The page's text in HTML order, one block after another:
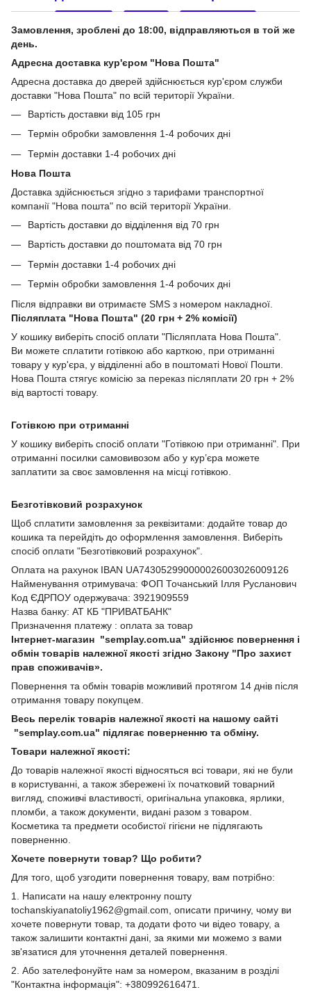
Замовлення, зроблені до 18:00, відправляються в той же
день.
Адресна доставка кур'єром "Нова Пошта"
Адресна доставка до дверей здійснюється кур'єром служби
доставки "Нова Пошта" по всій території України.
Вартість доставки від 105 грн
Термін обробки замовлення 1-4 робочих дні
Термін доставки 1-4 робочих дні
Нова Пошта
Доставка здійснюється згідно з тарифами транспортної
компанії "Нова пошта" по всій території України.
Вартість доставки до відділення від 70 грн
Вартість доставки до поштомата від 70 грн
Термін доставки 1-4 робочих дні
Термін обробки замовлення 1-4 робочих дні
Після відправки ви отримаєте SMS з номером накладної.
Післяплата "Нова Пошта" (20 грн + 2% комісії)
У кошику виберіть спосіб оплати "Післяплата Нова Пошта".
Ви можете сплатити готівкою або карткою, при отриманні
товару у кур'єра, у відділенні або в поштоматі Нової Пошти.
Нова Пошта стягує комісію за переказ післяплати 20 грн + 2%
від вартості товару.
Готівкою при отриманні
У кошику виберіть спосіб оплати "Готівкою при отриманні". При
отриманні посилки самовивозом або у кур’єра можете
заплатити за своє замовлення на місці готівкою.
Безготівковий розрахунок
Щоб сплатити замовлення за реквізитами: додайте товар до
кошика та перейдіть до оформлення замовлення. Виберіть
спосіб оплати "Безготівковий розрахунок".
Оплата на рахунок IBAN UA743052990000026003026009126
Найменування отримувача: ФОП Точанський Ілля Русланович
Код ЄДРПОУ одержувача: 3921909559
Назва банку: АТ КБ "ПРИВАТБАНК"
Призначення платежу : оплата за товар
Інтернет-магазин "semplay.com.ua" здійснює повернення і
обмін товарів належної якості згідно Закону "Про захист
прав споживачів».
Повернення та обмін товарів можливий протягом 14 днів після
отримання товару покупцем.
Весь перелік товарів належної якості на нашому сайті
"semplay.com.ua" підлягає поверненню та обміну.
Товари належної якості:
До товарів належної якості відносяться всі товари, які не були
в користуванні, а також збережені їх початковий товарний
вигляд, споживчі властивості, оригінальна упаковка, ярлики,
пломби, а також документи, видані разом з товаром.
Косметика та предмети особистої гігієни не підлягають
поверненню.
Хочете повернути товар? Що робити?
Для того, щоб узгодити повернення товару, вам потрібно:
1. Написати на нашу електронну пошту
tochanskiyanatoliy1962@gmail.com, описати причину, чому ви
хочете повернути товар, та додати фото чи відео товару, а
також залишити контактні дані, за якими ми можемо з вами
зв'язатися для уточнення деталей повернення.
2. Або зателефонуйте нам за номером, вказаним в розділі
"Контактна інформація": +380992616471.